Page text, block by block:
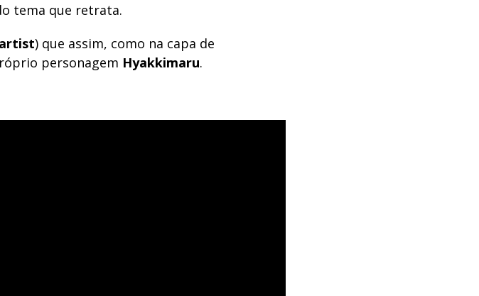
tema que retrata.
) que assim, como na capa de
personagem Hyakkimaru.